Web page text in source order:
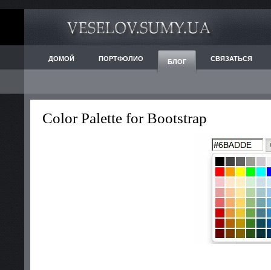
ДОМОЙ ПОРТФОЛИО БЛОГ СВЯЗАТЬСЯ
Color Palette for Bootstrap